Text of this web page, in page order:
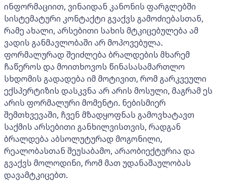
ინფორმაციით, ვინაიდან კანონის ფარგლებში
სისტემატური კონტაქტი გვაქვს გამოძიებასთან,
რამე ახალი, არსებითი სახის მტკიცებულება ამ
ვადის განმავლობაში არ მოპოვებულა.
ფორმალურად შეიძლება ბრალდების მხარემ
ჩაწეროს და მოითხოვოს წინასასამართლო
სხდომის გადადება იმ მოტივით, რომ გარკვეული
ექსპერტიზის დასკვნა არ არის მოსული, მაგრამ ეს
არის ფორმალური მომენტი. ნებისმიერ
შემთხვევაში, ჩვენ მზადყოფნას გამოვხატავთ
საქმის არსებითი განხილვისთვის, რადგან
ბრალდება აბსოლუტურად მოგონილი,
რეალობასთან შეუსაბამო, არაობიექტურია და
გვაქვს მოლოდინი, რომ მათ უდანაშაულობას
დავამტკიცებთ.